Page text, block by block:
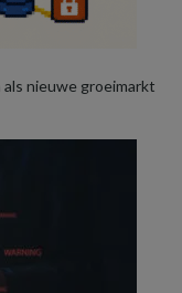
nieuwe groeimarkt